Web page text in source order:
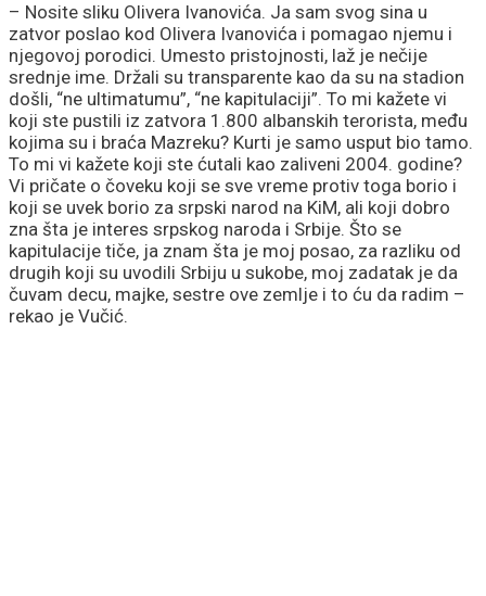
– Nosite sliku Olivera Ivanovića. Ja sam svog sina u
zatvor poslao kod Olivera Ivanovića i pomagao njemu i
njegovoj porodici. Umesto pristojnosti, laž je nečije
srednje ime. Držali su transparente kao da su na stadion
došli, “ne ultimatumu”, “ne kapitulaciji”. To mi kažete vi
koji ste pustili iz zatvora 1.800 albanskih terorista, među
kojima su i braća Mazreku? Kurti je samo usput bio tamo.
To mi vi kažete koji ste ćutali kao zaliveni 2004. godine?
Vi pričate o čoveku koji se sve vreme protiv toga borio i
koji se uvek borio za srpski narod na KiM, ali koji dobro
zna šta je interes srpskog naroda i Srbije. Što se
kapitulacije tiče, ja znam šta je moj posao, za razliku od
drugih koji su uvodili Srbiju u sukobe, moj zadatak je da
čuvam decu, majke, sestre ove zemlje i to ću da radim –
rekao je Vučić.